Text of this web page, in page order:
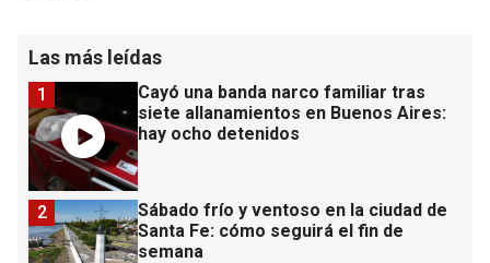
Las más leídas
Cayó una banda narco familiar tras
siete allanamientos en Buenos Aires:
hay ocho detenidos
1
Sábado frío y ventoso en la ciudad de
Santa Fe: cómo seguirá el fin de
semana
2